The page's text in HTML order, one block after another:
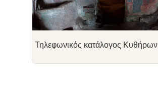
Τηλεφωνικός κατάλογος Κυθήρων